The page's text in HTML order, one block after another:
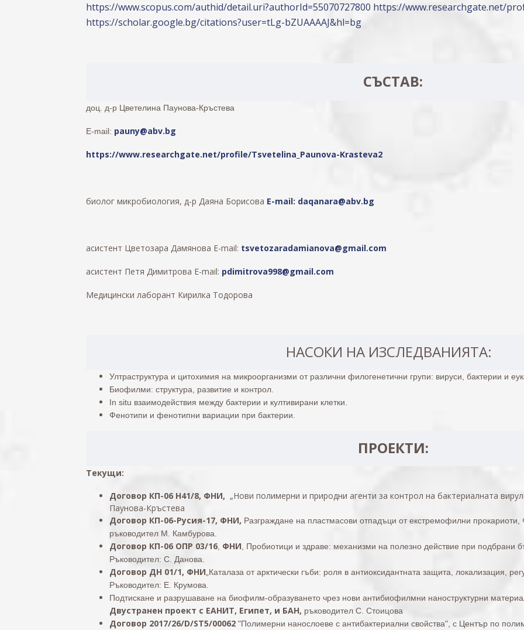
https://www.scopus.com/authid/detail.uri?authorId=55070727800 https://www.researchgate.net/
https://scholar.google.bg/citations?user=tLg-bZUAAAAJ&hl=bg
СЪСТАВ:
доц. д-р Цветелина Паунова-Кръстева
E-mail: pauny@abv.bg
https://www.researchgate.net/profile/Tsvetelina_Paunova-Krasteva2
биолог микробиология, д-р Даяна Борисова Е-mail: daqanara@abv.bg
асистент Цветозара Дамянова Е-mail: tsvetozaradamianova@gmail.com
асистент Петя Димитрова Е-mail: pdimitrova998@gmail.com
Медицински лаборант Кирилка Тодорова
НАСОКИ НА ИЗСЛЕДВАНИЯТА:
Ултраструктура и цитохимия на микроорганизми от различни филогенетични групи: вируси, бактерии и
Биофилми: структура, развитие и контрол.
In situ взаимодействия между бактерии и култивирани клетки.
Фенотипи и фенотипни вариации при бактерии.
ПРОЕКТИ:
Текущи:
Договор КП-06 Н41/8, ФНИ, „Нови полимерни и природни агенти за контрол на бактериалната
Паунова-Кръстева
Договор КП-06-Русия-17, ФНИ, Разграждане на пластмасови отпадъци от екстремофилни
ръководител М. Камбурова.
Договор КП-06 ОПР 03/16 ФНИ , Пробиотици и здраве: механизми на полезно действие при подбрани
Ръководител: С. Данова.
Договор ДН 01/1, ФНИ „Каталаза от арктически гъби: роля в антиоксидантната защита, локализация,
Ръководител: Е. Крумова.
Подтискане и разрушаване на биофилм-образуването чрез нови антибиофилмни наноструктурни
Двустранен проект с ЕАНИТ, Египет, и БАН, ръководител С. Стоицова
Договор 2017/26/D/ST5/00062 "Полимерни нанослоеве с антибактериални свойства", с Център по